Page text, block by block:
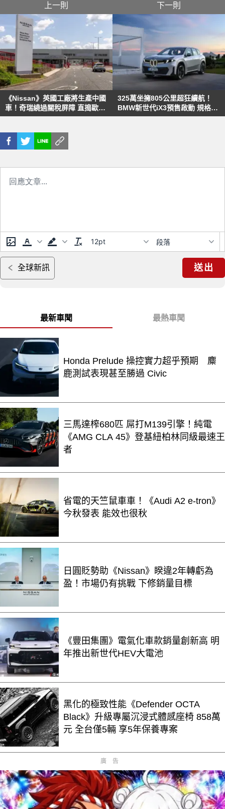
上一則
《Nissan》英國工廠將生產中國
車！奇瑞繞過關稅屏障 直搗歐洲
市場
下一則
325萬坐擁805公里超狂續航！
BMW新世代iX3預售啟動 規格直
接讓對手集體焦慮！
12pt 段落
全球新訊 送出
最新車聞 最熱車聞
Honda Prelude 操控實力超乎預期 麋
鹿測試表現甚至勝過 Civic
三馬達榨680匹 屌打M139引擎！純電
《AMG CLA 45》登基紐柏林同級最速王
者
省電的天竺鼠車車！《Audi A2 e-tron》
今秋發表 能效也很秋
日圓貶勢助《Nissan》睽違2年轉虧為
盈！市場仍有挑戰 下修銷量目標
《豐田集團》電氣化車款銷量創新高 明
年推出新世代HEV大電池
黑化的極致性能《Defender OCTA
Black》升級專屬沉浸式體感座椅 858萬
元 全台僅5輛 享5年保養專案
廣告